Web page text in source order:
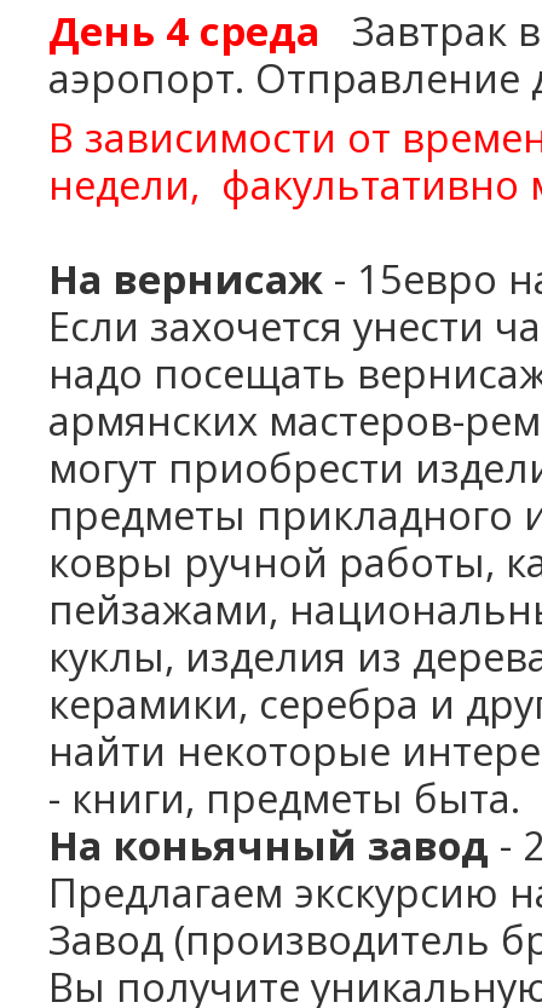
День 4 среда
Завтрак
аэропорт. Отправление
В зависимости от
недели, факультативно
На вернисаж - 15евро
Если захочется унести
надо посещать
армянских мастеров-
могут приобрести
предметы прикладного
ковры ручной работы,
пейзажами,
куклы, изделия из
керамики, серебра и
найти некоторые
- книги, предметы быта.
На коньячный завод -
Предлагаем экскурсию
Завод (производитель
Вы получите